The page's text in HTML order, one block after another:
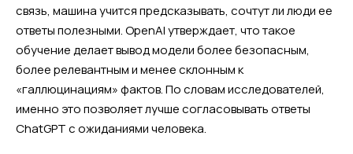
связь, машина учится предсказывать, сочтут ли люди ее
ответы полезными. OpenAI утверждает, что такое
обучение делает вывод модели более безопасным,
более релевантным и менее склонным к
«галлюцинациям» фактов. По словам исследователей,
именно это позволяет лучше согласовывать ответы
ChatGPT с ожиданиями человека.